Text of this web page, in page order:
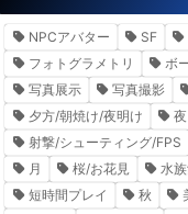
NPCアバター SF
フォトグラメトリ
ボ
写真展示
写真撮影
夕方/朝焼け/夜明け
夜
射撃/シューティング/FPS
月
桜/お花見 水
短時間プレイ
秋